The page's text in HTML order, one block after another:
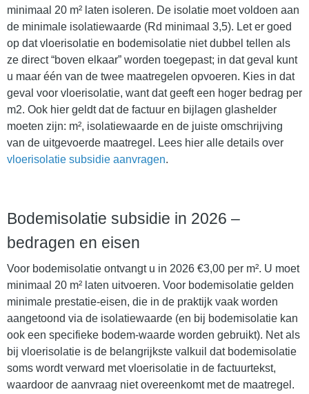
minimaal 20 m² laten isoleren. De isolatie moet voldoen aan
de minimale isolatiewaarde (Rd minimaal 3,5). Let er goed
op dat vloerisolatie en bodemisolatie niet dubbel tellen als
ze direct “boven elkaar” worden toegepast; in dat geval kunt
u maar één van de twee maatregelen opvoeren. Kies in dat
geval voor vloerisolatie, want dat geeft een hoger bedrag per
m2. Ook hier geldt dat de factuur en bijlagen glashelder
moeten zijn: m², isolatiewaarde en de juiste omschrijving
van de uitgevoerde maatregel. Lees hier alle details over
vloerisolatie subsidie aanvragen.
Bodemisolatie subsidie in 2026 –
bedragen en eisen
Voor bodemisolatie ontvangt u in 2026 €3,00 per m². U moet
minimaal 20 m² laten uitvoeren. Voor bodemisolatie gelden
minimale prestatie-eisen, die in de praktijk vaak worden
aangetoond via de isolatiewaarde (en bij bodemisolatie kan
ook een specifieke bodem-waarde worden gebruikt). Net als
bij vloerisolatie is de belangrijkste valkuil dat bodemisolatie
soms wordt verward met vloerisolatie in de factuurtekst,
waardoor de aanvraag niet overeenkomt met de maatregel.